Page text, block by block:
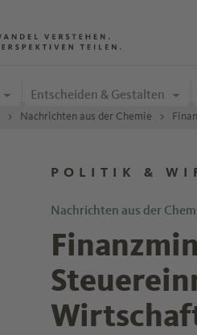
Entscheiden & Gestalten
Nachrichten aus der Chemie
POLITIK &
Nachrichten aus der